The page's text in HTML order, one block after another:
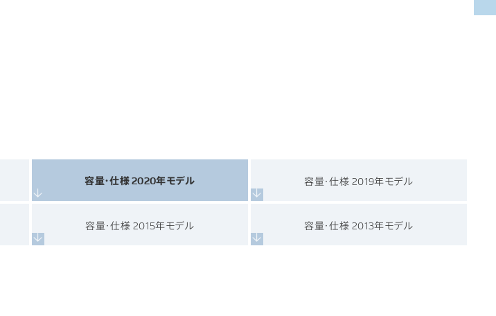
容量・仕様 2020年モデル 容量・仕様 2019年モデル
容量・仕様 2015年モデル 容量・仕様 2013年モデル